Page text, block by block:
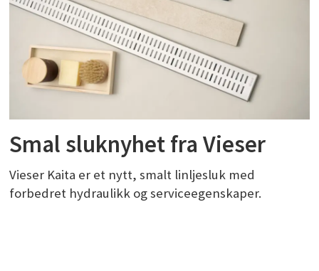
Smal sluknyhet fra Vieser
Vieser Kaita er et nytt, smalt linljesluk med
forbedret hydraulikk og serviceegenskaper.